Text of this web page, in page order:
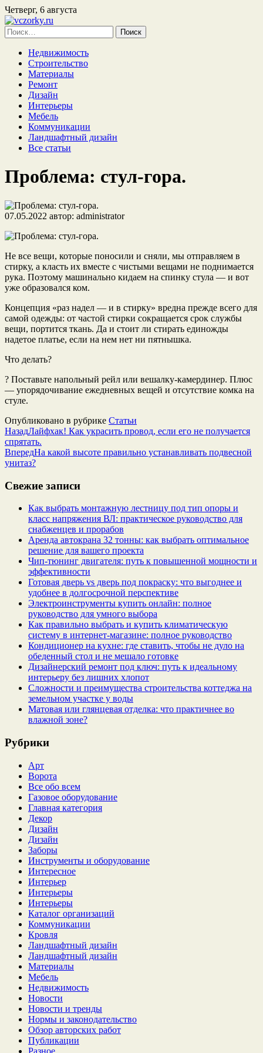
Четверг, 6 августа
Найти:
Недвижимость
Строительство
Материалы
Ремонт
Дизайн
Интерьеры
Мебель
Коммуникации
Ландшафтный дизайн
Все статьи
Проблема: стул-гора.
07.05.2022 автор: administrator
Не все вещи, которые поносили и сняли, мы отправляем в
стирку, а класть их вместе с чистыми вещами не поднимается
рука. Поэтому машинально кидаем на спинку стула — и вот
уже образовался ком.
Концепция «раз надел — и в стирку» вредна прежде всего для
самой одежды: от частой стирки сокращается срок службы
вещи, портится ткань. Да и стоит ли стирать единожды
надетое платье, если на нем нет ни пятнышка.
Что делать?
? Поставьте напольный рейл или вешалку-камердинер. Плюс
— упорядочивание ежедневных вещей и отсутствие комка на
стуле.
Опубликовано в рубрике Статьи
НазадЛайфхак! Как украсить провод, если его не получается
спрятать.
ВпередНа какой высоте правильно устанавливать подвесной
унитаз?
Свежие записи
Как выбрать монтажную лестницу под тип опоры и
класс напряжения ВЛ: практическое руководство для
снабженцев и прорабов
Аренда автокрана 32 тонны: как выбрать оптимальное
решение для вашего проекта
Чип‑тюнинг двигателя: путь к повышенной мощности и
эффективности
Готовая дверь vs дверь под покраску: что выгоднее и
удобнее в долгосрочной перспективе
Электроинструменты купить онлайн: полное
руководство для умного выбора
Как правильно выбрать и купить климатическую
систему в интернет‑магазине: полное руководство
Кондиционер на кухне: где ставить, чтобы не дуло на
обеденный стол и не мешало готовке
Дизайнерский ремонт под ключ: путь к идеальному
интерьеру без лишних хлопот
Сложности и преимущества строительства коттеджа на
земельном участке у воды
Матовая или глянцевая отделка: что практичнее во
влажной зоне?
Рубрики
Арт
Ворота
Все обо всем
Газовое оборудование
Главная категория
Декор
Дизайн
Дизайн
Заборы
Инструменты и оборудование
Интересное
Интерьер
Интерьеры
Интерьеры
Каталог организаций
Коммуникации
Кровля
Ландшафтный дизайн
Ландшафтный дизайн
Материалы
Мебель
Недвижимость
Новости
Новости и тренды
Нормы и законодательство
Обзор авторских работ
Публикации
Разное